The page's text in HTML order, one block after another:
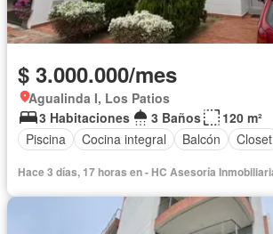
$ 3.000.000/mes
Agualinda I, Los Patios
3 Habitaciones
3 Baños
120 m²
Piscina
Cocina integral Balcón Closet
Hace 3 días, 17 horas en - HC Asesoría